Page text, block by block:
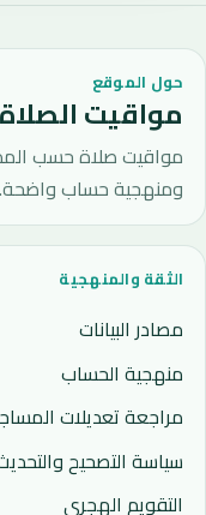
حول الموقع
مواقيت الصلاة
مواقيت صلاة حسب
ومنهجية حساب واضحة.
الثقة والمنهجية
مصادر البيانات
منهجية الحساب
مراجعة تعديلات
سياسة التصحيح
التقويم الهجري